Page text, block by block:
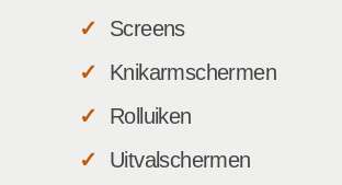
Screens
Knikarmschermen
Rolluiken
Uitvalschermen